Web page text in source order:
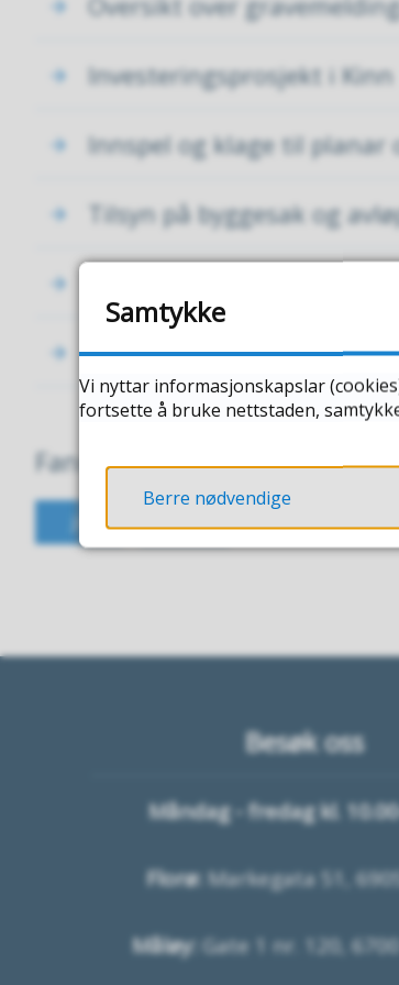
Investeringsprosjekt i Kinn
Innspel og klage til planar
Tilsyn på byggesak og
Lokale forskrifter
Fann du det du leita etter?
NEI
Besøk oss
Måndag - fredag kl.
Florø: Markegata 51,
Måløy: Gate 1 nr. 120,
Samtykke
Vi nyttar informasjonskapslar
fortsette å bruke nettstaden,
Berre nødvendige